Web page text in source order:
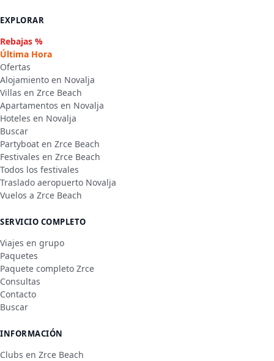
EXPLORAR
Rebajas %
Última Hora
Ofertas
Alojamiento en Novalja
Villas en Zrce Beach
Apartamentos en Novalja
Hoteles en Novalja
Buscar
Partyboat en Zrce Beach
Festivales en Zrce Beach
Todos los festivales
Traslado aeropuerto Novalja
Vuelos a Zrce Beach
SERVICIO COMPLETO
Viajes en grupo
Paquetes
Paquete completo Zrce
Consultas
Contacto
Buscar
INFORMACIÓN
Clubs en Zrce Beach